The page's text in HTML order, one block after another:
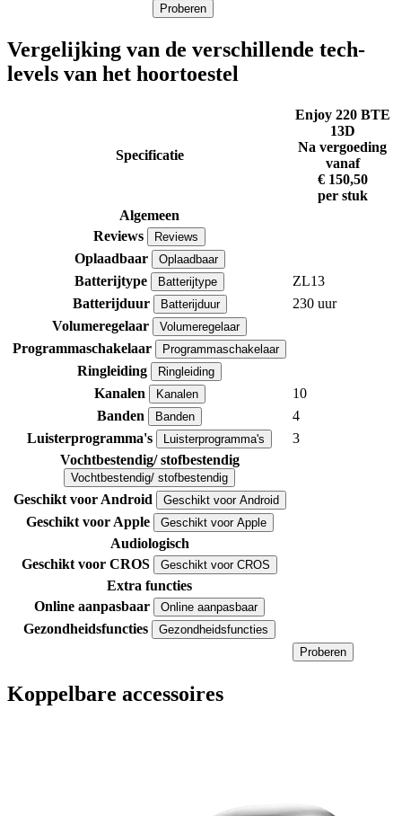
Proberen
Vergelijking van de verschillende tech-
levels van het hoortoestel
Specificatie
Enjoy 220 BTE
13D
Na vergoeding
vanaf
€ 150,50
per stuk
Algemeen
Reviews
Reviews
Oplaadbaar Oplaadbaar
Batterijtype Batterijtype
ZL13
Batterijduur
Batterijduur
230 uur
Volumeregelaar
Volumeregelaar
Programmaschakelaar Programmaschakelaar
Ringleiding Ringleiding
Kanalen Kanalen
10
Banden
Banden
4
Luisterprogramma's
Luisterprogramma's
3
Vochtbestendig/ stofbestendig
Vochtbestendig/ stofbestendig
Geschikt voor Android Geschikt voor Android
Geschikt voor Apple Geschikt voor Apple
Audiologisch
Geschikt voor CROS
Geschikt voor CROS
Extra functies
Online aanpasbaar
Online aanpasbaar
Gezondheidsfuncties
Gezondheidsfuncties
Proberen
Koppelbare accessoires